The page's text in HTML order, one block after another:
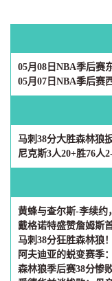
05月08日NBA季后赛
05月07日NBA季后赛
马刺38分大胜森林狼
尼克斯3人20+胜76人
黄蜂与查尔斯-李续约
戴格诺特盛赞詹姆斯
马刺38分狂胜森林狼
阿夫迪亚的蜕变赛季
森林狼季后赛38分惨